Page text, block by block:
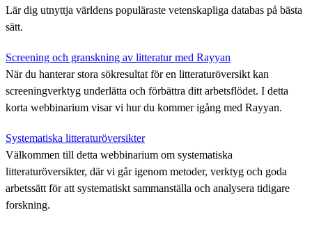
Lär dig utnyttja världens populäraste vetenskapliga databas på bästa
sätt.
Screening och granskning av litteratur med Rayyan
När du hanterar stora sökresultat för en litteraturöversikt kan
screeningverktyg underlätta och förbättra ditt arbetsflödet. I detta
korta webbinarium visar vi hur du kommer igång med Rayyan.
Systematiska litteraturöversikter
Välkommen till detta webbinarium om systematiska
litteraturöversikter, där vi går igenom metoder, verktyg och goda
arbetssätt för att systematiskt sammanställa och analysera tidigare
forskning.